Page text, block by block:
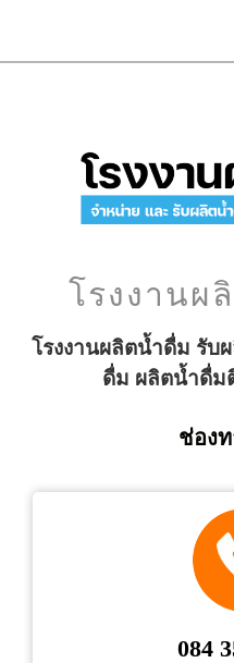
โรงงานผ
โรงงานผลิตน้ำดื่ม รับ
ดื่ม ผลิตน้ำดื่
ช่อง
084